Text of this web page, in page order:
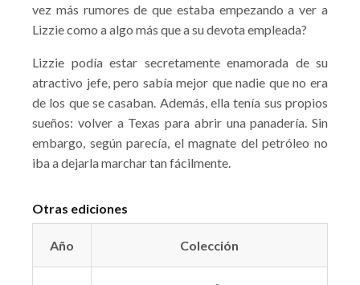
vez más rumores de que estaba empezando a ver a
Lizzie como a algo más que a su devota empleada?
Lizzie podía estar secretamente enamorada de su
atractivo jefe, pero sabía mejor que nadie que no era
de los que se casaban. Además, ella tenía sus propios
sueños: volver a Texas para abrir una panadería. Sin
embargo, según parecía, el magnate del petróleo no
iba a dejarla marchar tan fácilmente.
Otras ediciones
Año Colección